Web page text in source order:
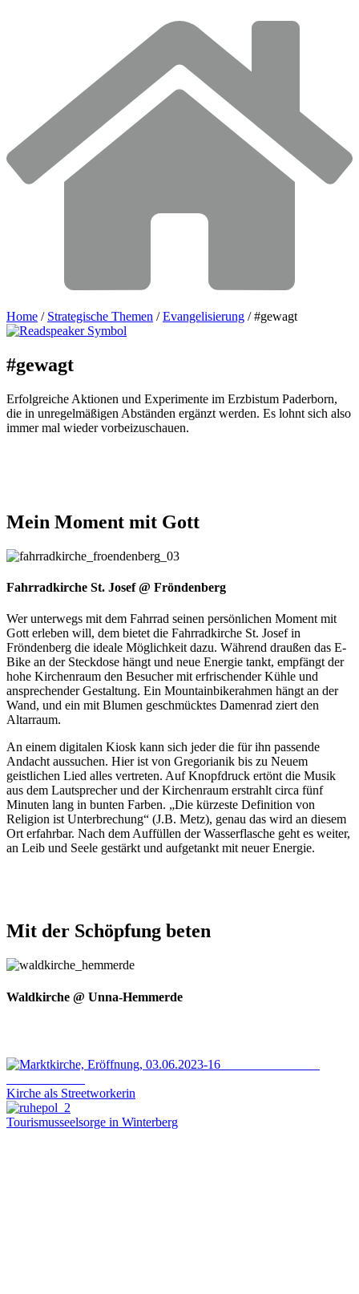
Home / Strategische Themen /Evangelisierung /#gewagt
#gewagt
Erfolgreiche Aktionen und Experimente im Erzbistum Paderborn,
die in unregelmäßigen Abständen ergänzt werden. Es lohnt sich also
immer mal wieder vorbeizuschauen.
Mein Moment mit Gott
Fahrradkirche St. Josef @ Fröndenberg
Wer unterwegs mit dem Fahrrad seinen persönlichen Moment mit
Gott erleben will, dem bietet die Fahrradkirche St. Josef in
Fröndenberg die ideale Möglichkeit dazu. Während draußen das E-
Bike an der Steckdose hängt und neue Energie tankt, empfängt der
hohe Kirchenraum den Besucher mit erfrischender Kühle und
ansprechender Gestaltung. Ein Mountainbikerahmen hängt an der
Wand, und ein mit Blumen geschmücktes Damenrad ziert den
Altarraum.
An einem digitalen Kiosk kann sich jeder die für ihn passende
Andacht aussuchen. Hier ist von Gregorianik bis zu Neuem
geistlichen Lied alles vertreten. Auf Knopfdruck ertönt die Musik
aus dem Lautsprecher und der Kirchenraum erstrahlt circa fünf
Minuten lang in bunten Farben. „Die kürzeste Definition von
Religion ist Unterbrechung“ (J.B. Metz), genau das wird an diesem
Ort erfahrbar. Nach dem Auffüllen der Wasserflasche geht es weiter,
an Leib und Seele gestärkt und aufgetankt mit neuer Energie.
Mit der Schöpfung beten
Waldkirche @ Unna-Hemmerde
Kirche als Streetworkerin
Tourismusseelsorge in Winterberg